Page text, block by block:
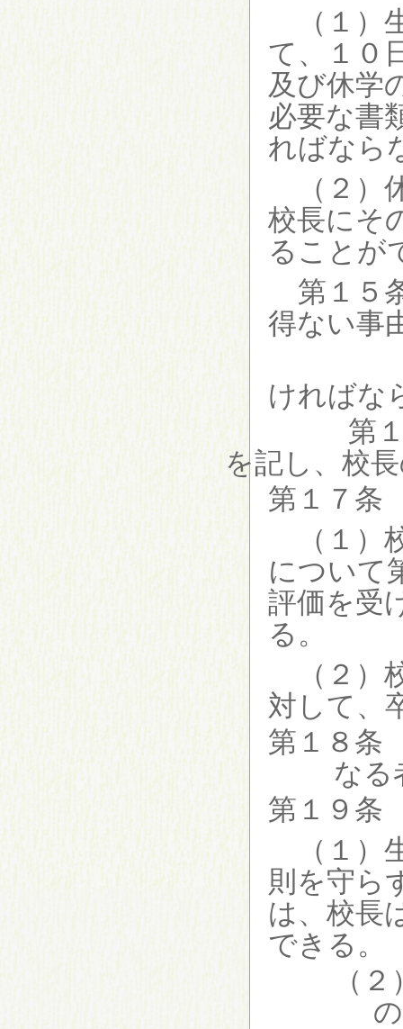
（１
て、１０
及び休学
必要な書
ればなら
（２
校長にそ
ることが
第１５
得ない事
ければな
第１６
を記し、校
第１７条
（１
について
評価を受
る。
（２
対して、
第１８条
なる
第１９条
（１
則を守ら
は、校長
できる。
（